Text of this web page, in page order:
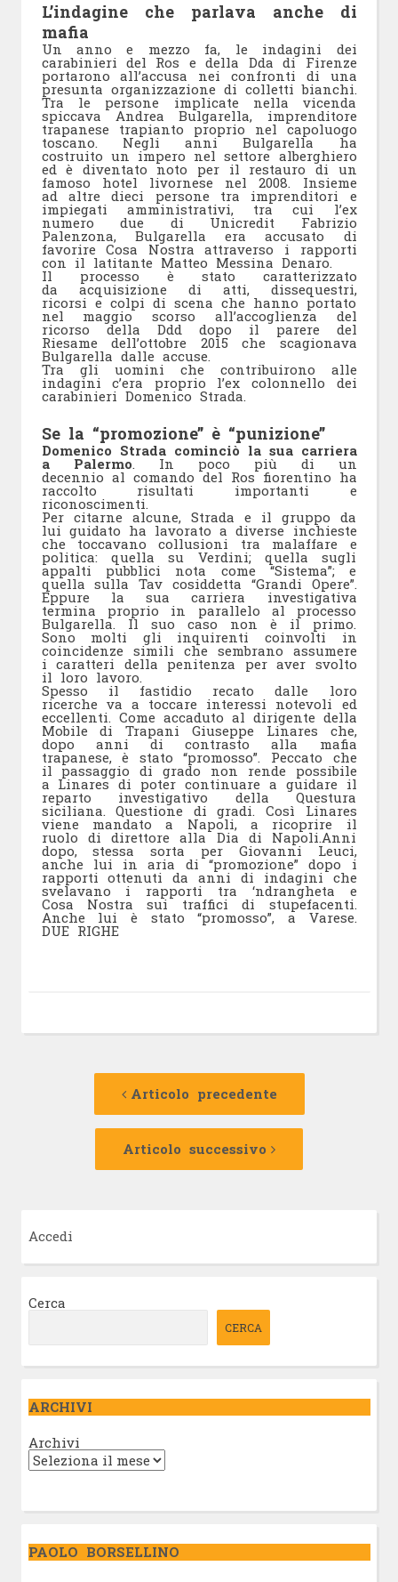
L’indagine che parlava anche di
mafia
Un anno e mezzo fa, le indagini dei
carabinieri del Ros e della Dda di Firenze
portarono all’accusa nei confronti di una
presunta organizzazione di colletti bianchi.
Tra le persone implicate nella vicenda
spiccava Andrea Bulgarella, imprenditore
trapanese trapianto proprio nel capoluogo
toscano. Negli anni Bulgarella ha
costruito un impero nel settore alberghiero
ed è diventato noto per il restauro di un
famoso hotel livornese nel 2008. Insieme
ad altre dieci persone tra imprenditori e
impiegati amministrativi, tra cui l’ex
numero due di Unicredit Fabrizio
Palenzona, Bulgarella era accusato di
favorire Cosa Nostra attraverso i rapporti
con il latitante Matteo Messina Denaro.
Il processo è stato caratterizzato
da acquisizione di atti, dissequestri,
ricorsi e colpi di scena che hanno portato
nel maggio scorso all’accoglienza del
ricorso della Ddd dopo il parere del
Riesame dell’ottobre 2015 che scagionava
Bulgarella dalle accuse.
Tra gli uomini che contribuirono alle
indagini c’era proprio l’ex colonnello dei
carabinieri Domenico Strada.
Se la “promozione” è “punizione”
Domenico Strada cominciò la sua carriera
a Palermo . In poco più di un
decennio al comando del Ros fiorentino ha
raccolto risultati importanti e
riconoscimenti.
Per citarne alcune, Strada e il gruppo da
lui guidato ha lavorato a diverse inchieste
che toccavano collusioni tra malaffare e
politica: quella su Verdini; quella sugli
appalti pubblici nota come “Sistema”; e
quella sulla Tav cosiddetta “Grandi Opere”.
Eppure la sua carriera investigativa
termina proprio in parallelo al processo
Bulgarella. Il suo caso non è il primo.
Sono molti gli inquirenti coinvolti in
coincidenze simili che sembrano assumere
i caratteri della penitenza per aver svolto
il loro lavoro.
Spesso il fastidio recato dalle loro
ricerche va a toccare interessi notevoli ed
eccellenti. Come accaduto al dirigente della
Mobile di Trapani Giuseppe Linares che,
dopo anni di contrasto alla mafia
trapanese, è stato “promosso”. Peccato che
il passaggio di grado non rende possibile
a Linares di poter continuare a guidare il
reparto investigativo della Questura
siciliana. Questione di gradi. Così Linares
viene mandato a Napoli, a ricoprire il
ruolo di direttore alla Dia di Napoli.Anni
dopo, stessa sorta per Giovanni Leuci,
anche lui in aria di “promozione” dopo i
rapporti ottenuti da anni di indagini che
svelavano i rapporti tra ‘ndrangheta e
Cosa Nostra sui traffici di stupefacenti.
Anche lui è stato “promosso”, a Varese.
DUE RIGHE
Navigazione
Articolo precedente
Articolo
Articolo successivo
Articolo
Accedi
Cerca
CERCA
ARCHIVI
Archivi
PAOLO BORSELLINO